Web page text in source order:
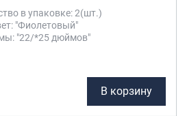
в упаковке: 2(шт.)
"Фиолетовый"
"22/*25 дюймов"
В корзину